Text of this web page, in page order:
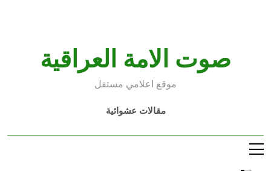
صوت الامة العراقية
موقع اعلامي مستقل
مقالات عشوائية